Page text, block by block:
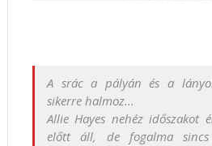
A srác a pályán és a
sikerre halmoz...
Allie Hayes nehéz időszakot
előtt áll, de fogalma